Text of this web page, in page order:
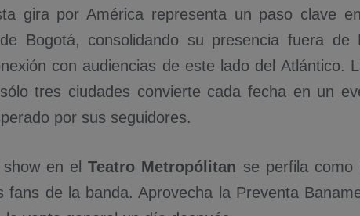
gira por América representa un paso clave
Bogotá, consolidando su presencia fuera de
con audiencias de este lado del Atlántico.
tres ciudades convierte cada fecha en un
por sus seguidores.
show en elTeatro Metropólitan se perfila como
fans de la banda. Aprovecha la Preventa